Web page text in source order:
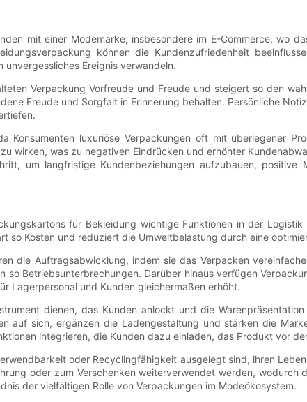
mit einer Modemarke, insbesondere im E-Commerce, wo
können die Kundenzufriedenheit
Ereignis verwandeln.
Verpackung Vorfreude und Freude und steigert so den
Freude und Sorgfalt in Erinnerung behalten. Persönliche
Konsumenten luxuriöse Verpackungen oft mit überlegener
wirken, was zu negativen Eindrücken und erhöhter
um langfristige Kundenbeziehungen aufzubauen,
für Bekleidung wichtige Funktionen in der
so Kosten und reduziert die Umweltbelastung durch eine
die Auftragsabwicklung, indem sie das Verpacken
so Betriebsunterbrechungen. Darüber hinaus verfügen
Lagerpersonal und Kunden gleichermaßen erhöht.
dienen, das Kunden anlockt und die
auf sich, ergänzen die Ladengestaltung und stärken die
integrieren, die Kunden dazu einladen, das Produkt vor
oder Recyclingfähigkeit ausgelegt sind, ihren
oder zum Verschenken weiterverwendet werden,
der vielfältigen Rolle von Verpackungen im Modeökosystem.